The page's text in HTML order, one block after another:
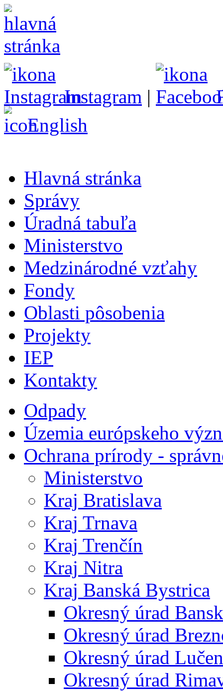
Instagram |
English
Hlavná stránka
Správy
Úradná tabuľa
Ministerstvo
Medzinárodné vzťahy
Fondy
Oblasti pôsobenia
Projekty
IEP
Kontakty
Odpady
Územia európskeho
Ochrana prírody -
Ministerstvo
Kraj Bratislava
Kraj Trnava
Kraj Trenčín
Kraj Nitra
Kraj Banská Bystrica
Okresný úrad
Okresný úrad
Okresný úrad
Okresný úrad